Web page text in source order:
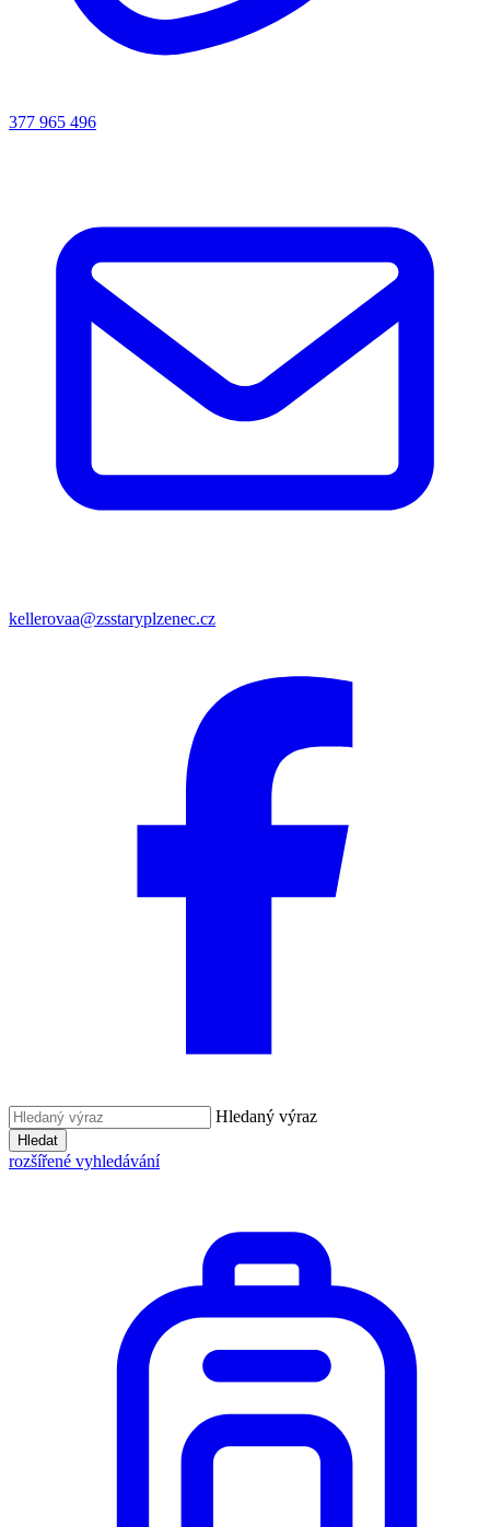
377 965 496
kellerovaa@zsstaryplzenec.cz
Hledaný výraz
Hledat
rozšířené vyhledávání